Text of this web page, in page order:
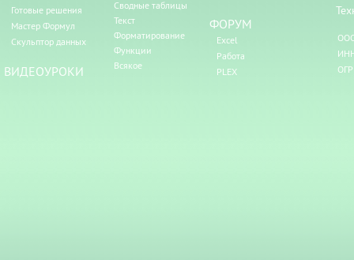
Готовые решения
Мастер Формул
Скульптор данных
ВИДЕОУРОКИ
Сводные таблицы
Текст
Форматирование
Функции
Всякое
ФОРУМ
Excel
Работа
PLEX